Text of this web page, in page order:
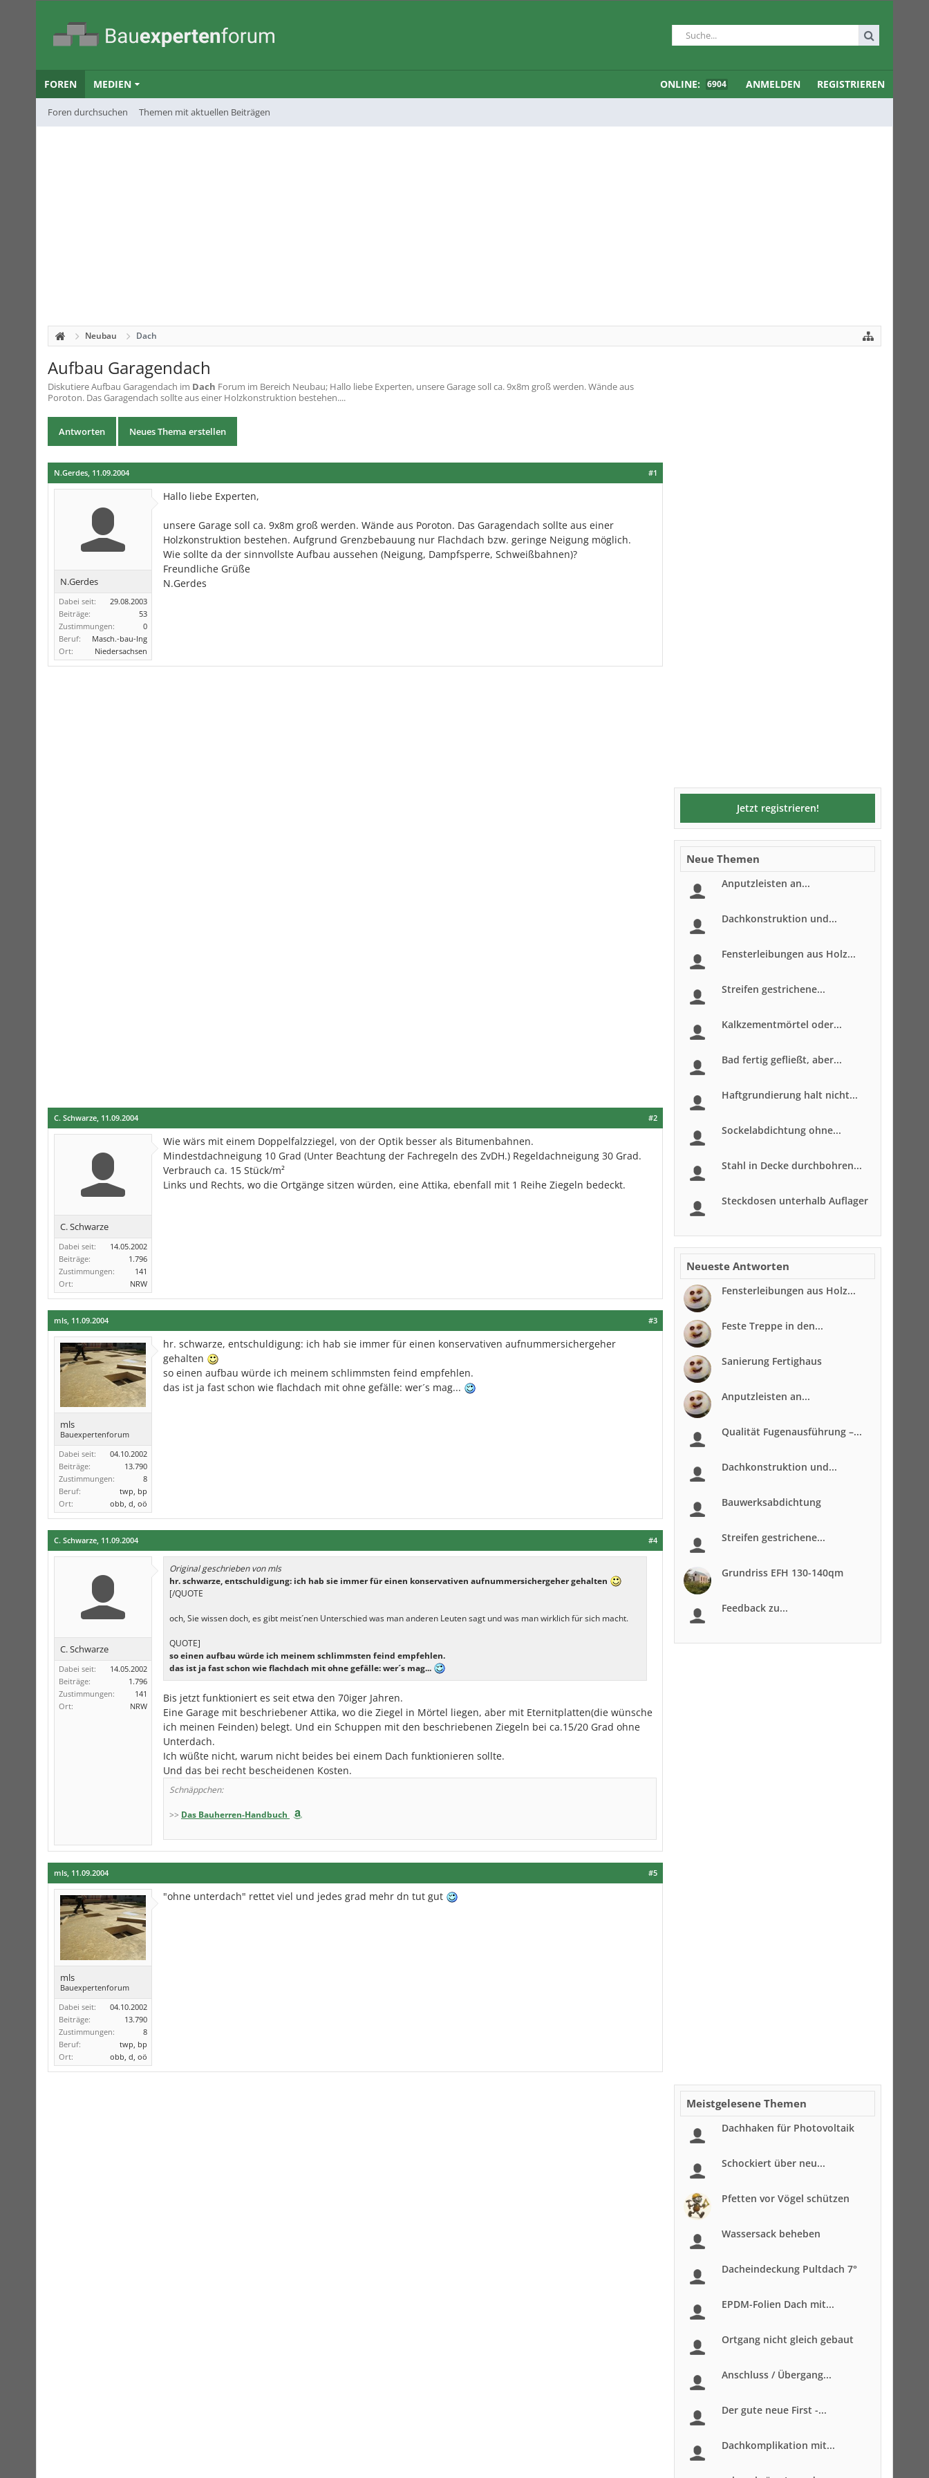
FOREN
Foren durchsuchen Themen mit aktuellen Beiträgen
MEDIEN ONLINE: 6904 ANMELDEN REGISTRIEREN
Neubau Dach
Aufbau Garagendach
DiskutiereAufbau Garagendach im Dach Forum im Bereich Neubau; Hallo liebe Experten, unsere Garage soll ca. 9x8m groß werden. Wände aus
Poroton. Das Garagendach sollte aus einer Holzkonstruktion bestehen....
Antworten Neues Thema erstellen
#1
N.Gerdes, 11.09.2004
N.Gerdes
Dabei seit:
29.08.2003
Beiträge:
53
Zustimmungen:
0
Beruf:
Masch.-bau-Ing
Ort:
Niedersachsen
Hallo liebe Experten,
unsere Garage soll ca. 9x8m groß werden. Wände aus Poroton. Das Garagendach sollte aus einer
Holzkonstruktion bestehen. Aufgrund Grenzbebauung nur Flachdach bzw. geringe Neigung möglich.
Wie sollte da der sinnvollste Aufbau aussehen (Neigung, Dampfsperre, Schweißbahnen)?
Freundliche Grüße
N.Gerdes
#2
C. Schwarze, 11.09.2004
C. Schwarze
Dabei seit:
14.05.2002
Beiträge:
1.796
Zustimmungen:
141
Ort:
NRW
Wie wärs mit einem Doppelfalzziegel, von der Optik besser als Bitumenbahnen.
Mindestdachneigung 10 Grad (Unter Beachtung der Fachregeln des ZvDH.) Regeldachneigung 30 Grad.
Verbrauch ca. 15 Stück/m²
Links und Rechts, wo die Ortgänge sitzen würden, eine Attika, ebenfall mit 1 Reihe Ziegeln bedeckt.
#3
mls, 11.09.2004
mls
Bauexpertenforum
Dabei seit:
04.10.2002
Beiträge:
13.790
Zustimmungen:
8
Beruf:
twp, bp
Ort:
obb, d, oö
hr. schwarze, entschuldigung: ich hab sie immer für einen konservativen aufnummersichergeher
gehalten
so einen aufbau würde ich meinem schlimmsten feind empfehlen.
das ist ja fast schon wie flachdach mit ohne gefälle: wer´s mag...
#4
C. Schwarze, 11.09.2004
C. Schwarze
Dabei seit:
14.05.2002
Beiträge:
1.796
Zustimmungen:
141
Ort:
NRW
Original geschrieben von mls
hr. schwarze, entschuldigung: ich hab sie immer für einen konservativen aufnummersichergeher gehalten
[/QUOTE
och, Sie wissen doch, es gibt meist´nen Unterschied was man anderen Leuten sagt und was man wirklich für sich macht.
QUOTE]
so einen aufbau würde ich meinem schlimmsten feind empfehlen.
das ist ja fast schon wie flachdach mit ohne gefälle: wer´s mag...
Bis jetzt funktioniert es seit etwa den 70iger Jahren.
Eine Garage mit beschriebener Attika, wo die Ziegel in Mörtel liegen, aber mit Eternitplatten(die wünsche
ich meinen Feinden) belegt. Und ein Schuppen mit den beschriebenen Ziegeln bei ca.15/20 Grad ohne
Unterdach.
Ich wüßte nicht, warum nicht beides bei einem Dach funktionieren sollte.
Und das bei recht bescheidenen Kosten.
Schnäppchen:
>> Das Bauherren-Handbuch
#5
mls, 11.09.2004
mls
Bauexpertenforum
Dabei seit:
04.10.2002
Beiträge:
13.790
Zustimmungen:
8
Beruf:
twp, bp
Ort:
obb, d, oö
"ohne unterdach" rettet viel und jedes grad mehr dn tut gut
Jetzt registrieren!
Neue Themen
Anputzleisten an...
Dachkonstruktion und...
Fensterleibungen aus Holz...
Streifen gestrichene...
Kalkzementmörtel oder...
Bad fertig gefließt, aber...
Haftgrundierung halt nicht...
Sockelabdichtung ohne...
Stahl in Decke durchbohren...
Steckdosen unterhalb Auflager
Neueste Antworten
Fensterleibungen aus Holz...
Feste Treppe in den...
Sanierung Fertighaus
Anputzleisten an...
Qualität Fugenausführung –...
Dachkonstruktion und...
Bauwerksabdichtung
Streifen gestrichene...
Grundriss EFH 130-140qm
Feedback zu...
Meistgelesene Themen
Dachhaken für Photovoltaik
Schockiert über neu...
Pfetten vor Vögel schützen
Wassersack beheben
Dacheindeckung Pultdach 7°
EPDM-Folien Dach mit...
Ortgang nicht gleich gebaut
Anschluss / Übergang...
Der gute neue First -...
Dachkomplikation mit...